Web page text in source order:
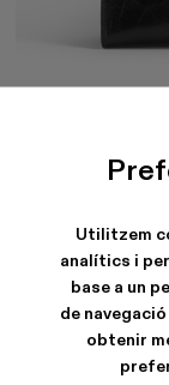
Utilitzem
analítics i
base a un
de
obtenir
Bossa de nanses
AQUEST